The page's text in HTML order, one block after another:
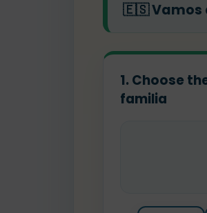
🇪🇸Vamos
1. Choose
familia